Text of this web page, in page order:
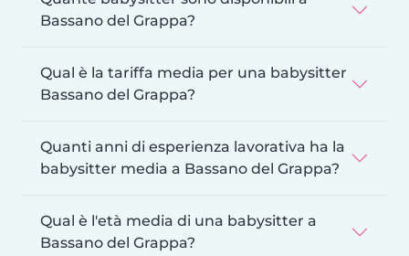
Bassano del Grappa?
Qual è la tariffa media per una babysitter
Bassano del Grappa?
Quanti anni di esperienza lavorativa ha la
babysitter media a Bassano del Grappa?
Qual è l'età media di una babysitter a
Bassano del Grappa?